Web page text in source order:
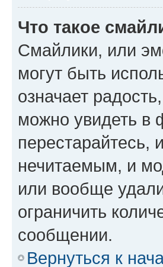
Что такое
Смайлики, или
могут быть
означает
можно увидеть в
перестарайтесь,
нечитаемым, и
или вообще
ограничить
сообщении.
Вернуться к